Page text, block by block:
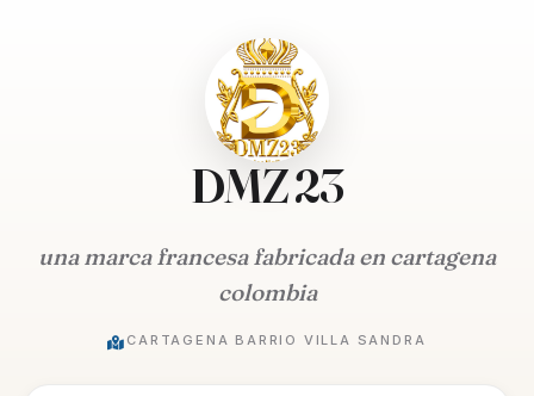
DMZ 23
una marca francesa fabricada en cartagena
colombia
CARTAGENA BARRIO VILLA SANDRA